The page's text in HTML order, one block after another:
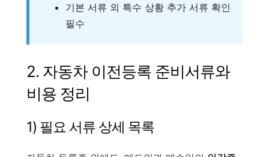
기본 서류 외 특수 상황 추가 서류 확인
필수
2. 자동차 이전등록 준비서류와
비용 정리
1) 필요 서류 상세 목록